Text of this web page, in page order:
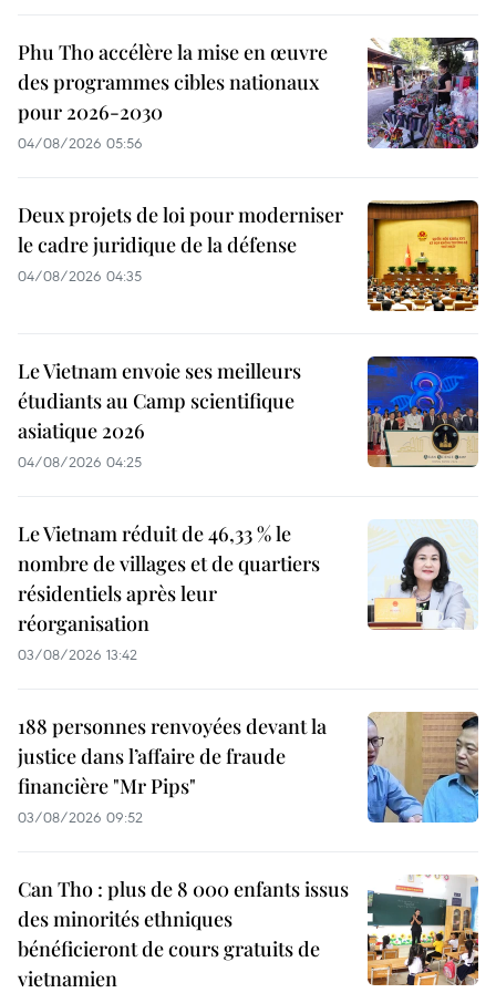
Phu Tho accélère la mise en œuvre
des programmes cibles nationaux
pour 2026-2030
04/08/2026 05:56
Deux projets de loi pour moderniser
le cadre juridique de la défense
04/08/2026 04:35
Le Vietnam envoie ses meilleurs
étudiants au Camp scientifique
asiatique 2026
04/08/2026 04:25
Le Vietnam réduit de 46,33 % le
nombre de villages et de quartiers
résidentiels après leur
réorganisation
03/08/2026 13:42
188 personnes renvoyées devant la
justice dans l’affaire de fraude
financière "Mr Pips"
03/08/2026 09:52
Can Tho : plus de 8 000 enfants issus
des minorités ethniques
bénéficieront de cours gratuits de
vietnamien